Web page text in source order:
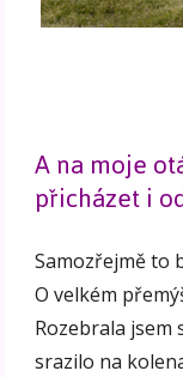
A na moje
přicházet i
Samozřejmě to
O velkém
Rozebrala jsem
srazilo na